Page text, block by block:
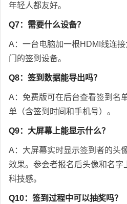
年轻人都友好。
Q7：需要什么设备？
A：一台电脑加一根HDMI线连
门的签到设备。
Q8：签到数据能导出吗？
A：免费版可在后台查看签到名
单（含签到时间和手机号）。
Q9：大屏幕上能显示什么？
A：大屏幕实时显示签到者的头
效果。参会者报名后头像和名字
科技感。
Q10：签到过程中可以抽奖吗？